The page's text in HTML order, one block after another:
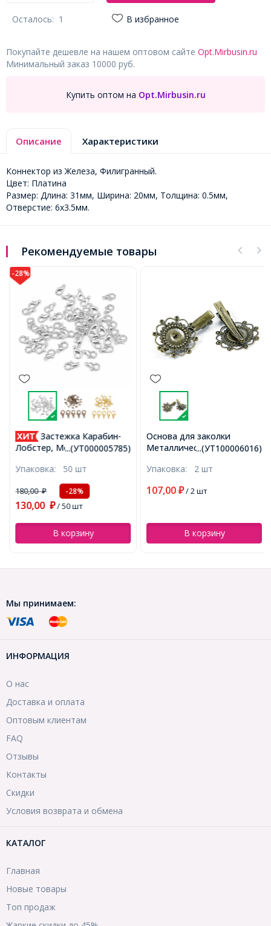
Осталось: 1 В избранное
Покупайте дешевле на нашем оптовом сайте Opt.Mirbusin.ru
Минимальный заказ 10000 руб.
Купить оптом на Opt.Mirbusin.ru
Описание Характеристики
Коннектор из Железа, Филигранный.
Цвет: Платина
Размер: Длина: 31мм, Ширина: 20мм, Толщина: 0.5мм,
Отверстие: 6x3.5мм.
Рекомендуемые товары
-28%
...(УТ000005785)
Застежка Карабин-
Лобстер, Металл, Цвет:
Отверстие 1.5мм,
(УТ000005785)
Упаковка: 50 шт
180,00₽ -28%
130,00 ₽/ 50 шт
В корзину
...(УТ100006016)
Основа для заколки
Металлическая, Цвет:
42x28x10мм,
Упаковка: 2 шт
107,00₽/ 2 шт
В корзину
Мы принимаем:
ИНФОРМАЦИЯ
О нас
Доставка и оплата
Оптовым клиентам
FAQ
Отзывы
Контакты
Скидки
Условия возврата и обмена
КАТАЛОГ
Главная
Новые товары
Топ продаж